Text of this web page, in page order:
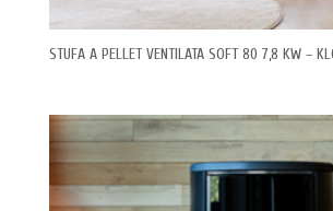
STUFA A PELLET VENTILATA SOFT 80 7,8 KW –